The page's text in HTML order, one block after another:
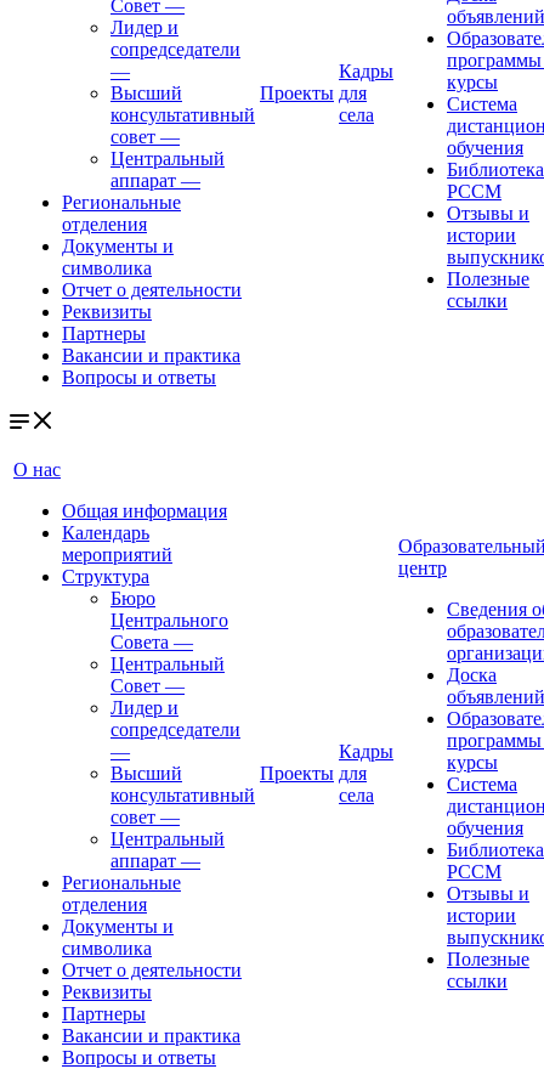
Совет —
Лидер и
сопредседатели
—
Высший
консультативный
совет —
Центральный
аппарат —
Региональные
отделения
Документы и
символика
Отчет о деятельности
Реквизиты
Партнеры
Вакансии и практика
Вопросы и ответы
Проекты
Кадры
для
села
объявлений
курсы
Система
обучения
Библиотека
РССМ
Отзывы и
истории
Полезные
ссылки
О нас
Общая информация
Календарь
мероприятий
Структура
Бюро
Центрального
Совета —
Центральный
Совет —
Лидер и
сопредседатели
—
Высший
консультативный
совет —
Центральный
аппарат —
Региональные
отделения
Документы и
символика
Отчет о деятельности
Реквизиты
Партнеры
Вакансии и практика
Вопросы и ответы
Проекты
Кадры
для
села
центр
Сведения
Доска
объявлений
курсы
Система
обучения
Библиотека
РССМ
Отзывы и
истории
Полезные
ссылки